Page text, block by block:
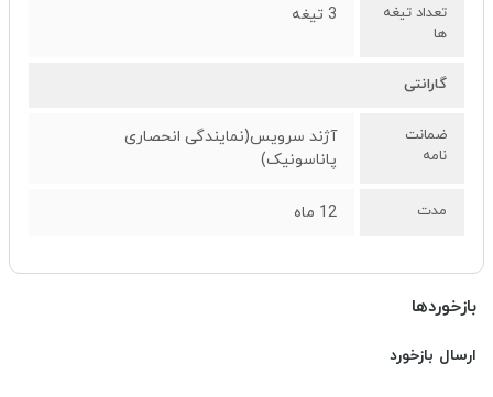
تعداد تیغه
ها
3 تیغه
گارانتی
ضمانت
نامه
آژند سرویس(نمایندگی انحصاری
پاناسونیک)
مدت 12 ماه
بازخوردها
ارسال بازخورد